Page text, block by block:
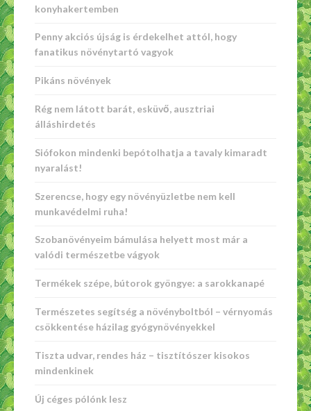
konyhakertemben
Penny akciós újság is érdekelhet attól, hogy
fanatikus növénytartó vagyok
Pikáns növények
Rég nem látott barát, esküvő, ausztriai
álláshirdetés
Siófokon mindenki bepótolhatja a tavaly kimaradt
nyaralást!
Szerencse, hogy egy növényüzletbe nem kell
munkavédelmi ruha!
Szobanövényeim bámulása helyett most már a
valódi természetbe vágyok
Termékek szépe, bútorok gyöngye: a sarokkanapé
Természetes segítség a növényboltból – vérnyomás
csökkentése házilag gyógynövényekkel
Tiszta udvar, rendes ház – tisztítószer kisokos
mindenkinek
Új céges pólónk lesz